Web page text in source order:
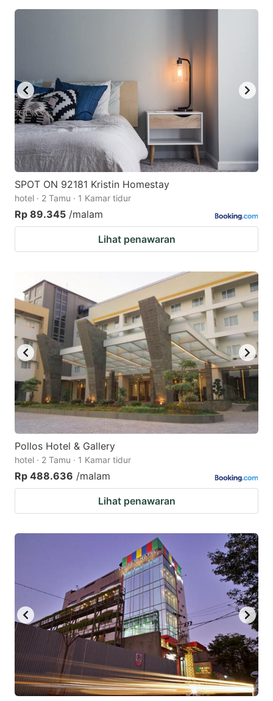
SPOT ON 92181 Kristin Homestay
hotel · 2 Tamu · 1 Kamar tidur
Rp 89.345 /malam
Lihat penawaran
Pollos Hotel & Gallery
hotel · 2 Tamu · 1 Kamar tidur
Rp 488.636 /malam
Lihat penawaran